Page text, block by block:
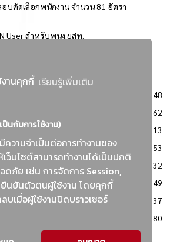
งานคุกกี้ เรียนรู้เพิ่มเติม
ป็นกับการใช้งาน)
ความจำเป็นต่อการทำงานของ
เว็บไซต์สามารถทำงานได้เป็นปกติ
ดภัย เช่น การจัดการ Session,
นยันตัวตนผู้ใช้งาน โดยคุกกี้
บเมื่อผู้ใช้งานปิดบราวเซอร์
บคัดเลือกพนักงาน จำนวน 81 อัตรา
User สำหรับพนง.ยสท.
3248
2362
2113
1953
ปร่งใสในการจัดซื้อจัดจ้าง
1632
1149
837
780